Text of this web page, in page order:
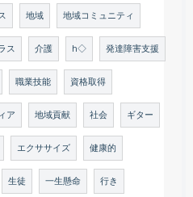
地域 地域コミュニティ
ス 介護 h◇ 発達障害支援
職業技能 資格取得
ア 地域貢献 社会 ギター
エクササイズ 健康的
生徒 一生懸命 行き